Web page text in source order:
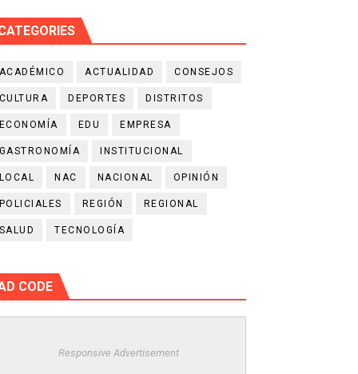
ACADÉMICO ACTUALIDAD CONSEJOS
CULTURA DEPORTES DISTRITOS
ECONOMÍA EDU EMPRESA
GASTRONOMÍA INSTITUCIONAL
LOCAL NAC NACIONAL OPINIÓN
POLICIALES REGIÓN REGIONAL
SALUD TECNOLOGÍA
CODE
Responsive Advertisement